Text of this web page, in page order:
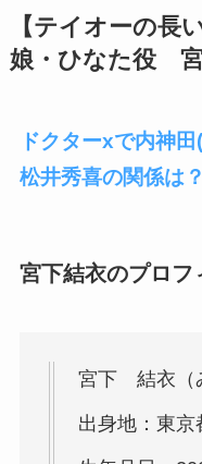
【テイオーの長
娘・ひなた役
ドクターxで内神
松井秀喜の関係は
宮下結衣のプロフ
宮下 結衣（
出身地：東京